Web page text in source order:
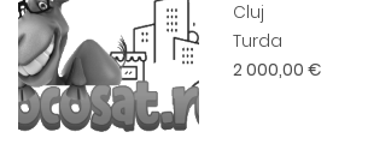
Cluj
Turda
2 000,00 €